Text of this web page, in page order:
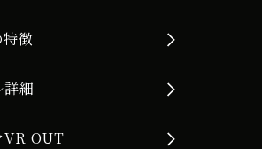
徴
細
VR OUT